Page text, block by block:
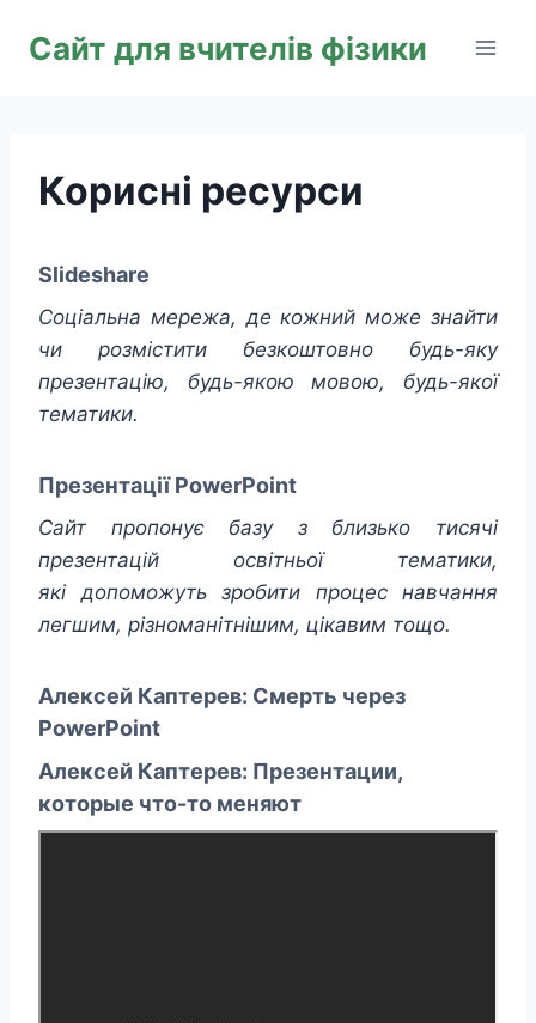
Сайт для вчителів фізики
Корисні ресурси
Slideshare
Соціальна мережа, де кожний може знайти
чи розмістити безкоштовно будь-яку
презентацію, будь-якою мовою, будь-якої
тематики.
Презентації PowerPoint
Сайт пропонує базу з близько тисячі
презентацій освітньої тематики,
які допоможуть зробити процес навчання
легшим, різноманітнішим, цікавим тощо.
Алексей Каптерев: Смерть через
PowerPoint
Алексей Каптерев: Презентации,
которые что-то меняют